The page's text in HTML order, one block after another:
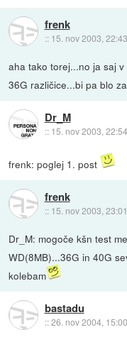
frenk
:: 15. nov 2003, 22:43
aha tako torej...no ja saj
36G različice...bi pa blo
Dr_M
:: 15. nov 2003, 22:54
frenk: poglej 1. post
frenk
:: 15. nov 2003, 23:01
Dr_M: mogoče kšn test
WD(8MB)...36G in 40G
kolebam
bastadu
::26. nov 2004, 15:00